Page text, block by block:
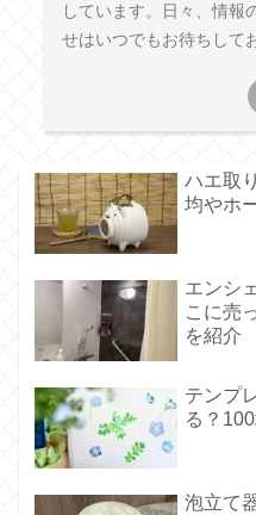
しています。日々、情報
せはいつでもお待ちして
ハエ取
均やホ
エンシ
こに売
を紹介
テンプ
る？
泡立て